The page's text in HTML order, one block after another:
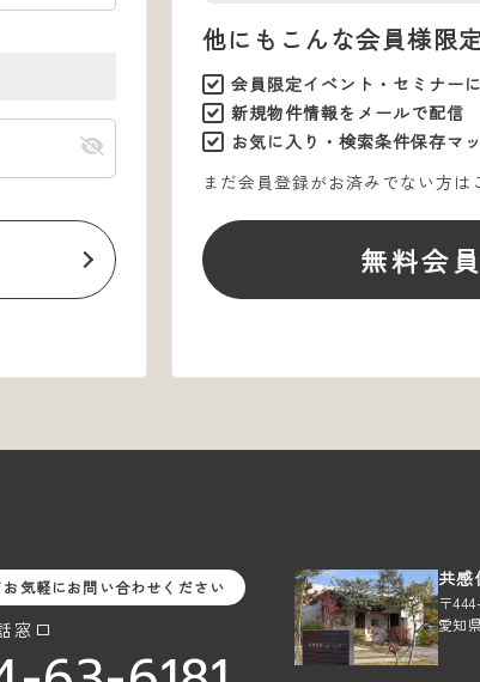
他にもこんな会員様限
会員限定イベント・セミナー
新規物件情報をメールで配信
お気に入り・検索条件保存マ
まだ会員登録がお済みでない方は
無料会
気軽にお問い合わせください
窓口
共
〒
愛知